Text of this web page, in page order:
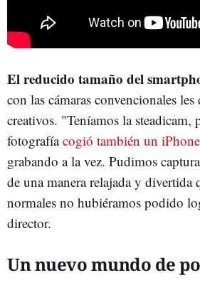
El reducido tamaño del
con las cámaras convencionales
creativos. "Teníamos la steadicam,
fotografíacogió también un iPhone
grabando a la vez. Pudimos
de una manera relajada y divertida
normales no hubiéramos podido
director.
Un nuevo mundo de